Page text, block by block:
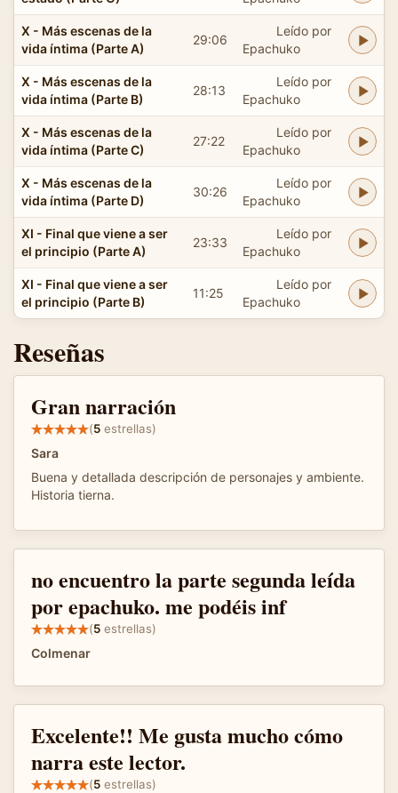
X - Más escenas de la
vida íntima (Parte A)
29:06
Leído por
Epachuko
X - Más escenas de la
vida íntima (Parte B)
28:13
Leído por
Epachuko
X - Más escenas de la
vida íntima (Parte C)
27:22
Leído por
Epachuko
X - Más escenas de la
vida íntima (Parte D)
30:26
Leído por
Epachuko
XI - Final que viene a ser
el principio (Parte A)
23:33
Leído por
Epachuko
XI - Final que viene a ser
el principio (Parte B)
11:25
Leído por
Epachuko
Reseñas
Gran narración
(5 estrellas)
Sara
Buena y detallada descripción de personajes y ambiente.
Historia tierna.
no encuentro la parte segunda leída
por epachuko. me podéis inf
(5 estrellas)
Colmenar
Excelente!! Me gusta mucho cómo
narra este lector.
(5 estrellas)